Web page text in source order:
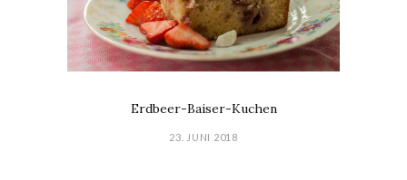
Erdbeer-Baiser-Kuchen
23. JUNI 2018